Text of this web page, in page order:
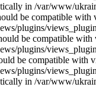
in /var/www/
be compatible with
plugins/
be compatible
plugins/
be compatible with
plugins/
in /var/www/